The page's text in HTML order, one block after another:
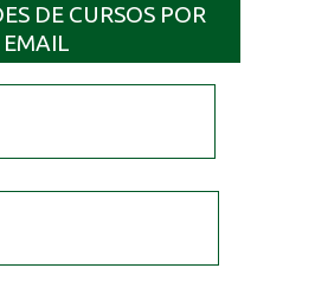
DE CURSOS POR
EMAIL